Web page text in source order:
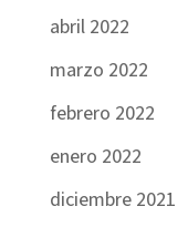
abril 2022
marzo 2022
febrero 2022
enero 2022
diciembre 2021